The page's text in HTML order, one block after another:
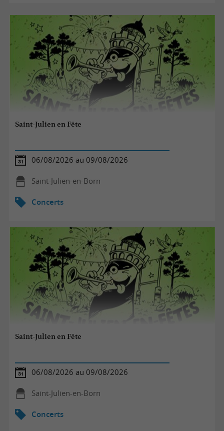
Saint-Julien en Fête
06/08/2026 au 09/08/2026
Saint-Julien-en-Born
Concerts
Saint-Julien en Fête
06/08/2026 au 09/08/2026
Saint-Julien-en-Born
Concerts